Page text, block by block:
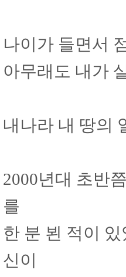
나이가 들면서
아무래도 내가
내나라 내 땅의
2000년대 초반
를
한 분 뵌 적이
신이